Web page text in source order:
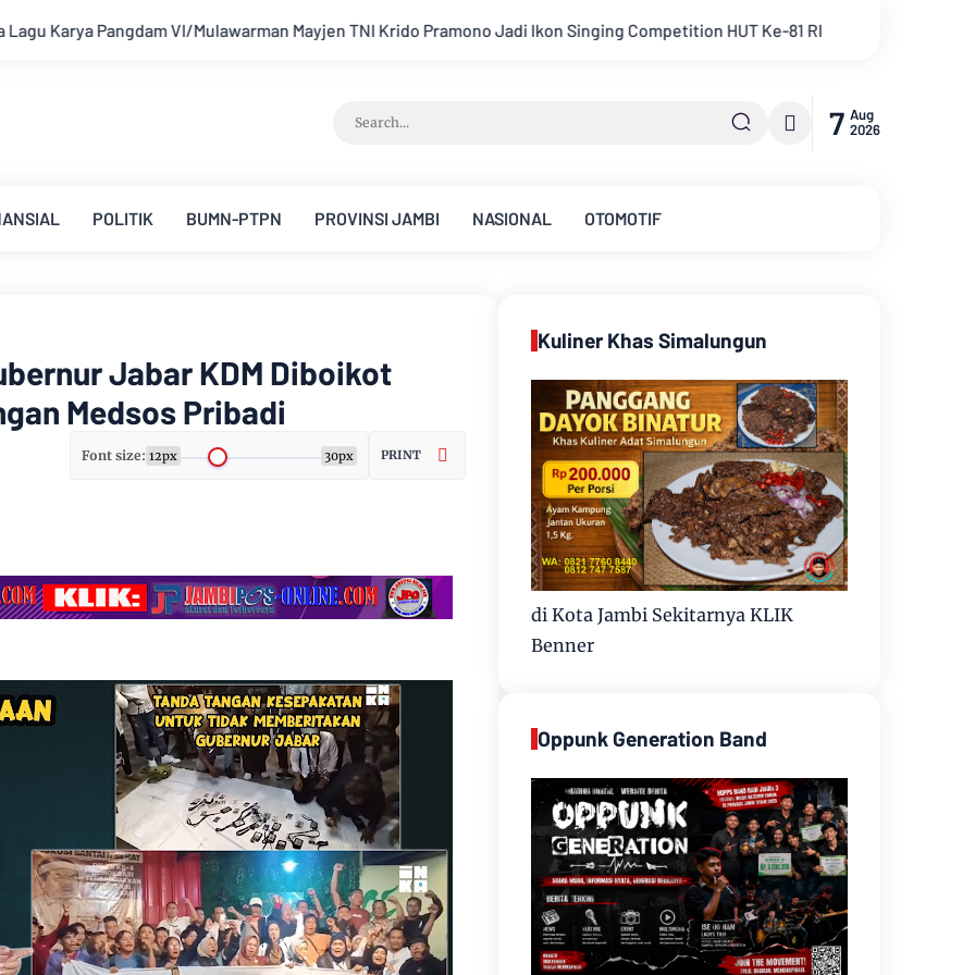
Mayjen TNI Krido Pramono Jadi Ikon Singing Competition HUT Ke-81 RI Kejati Jambi Serahkan Dua Tersangka Korupsi
7 Aug
2026
POLITIK BUMN-PTPN PROVINSI JAMBI NASIONAL OTOMOTIF
Jabar KDM Diboikot
Medsos Pribadi
Font size: 12px 30px PRINT
Kuliner Khas Simalungun
di Kota Jambi Sekitarnya KLIK
Benner
Oppunk Generation Band